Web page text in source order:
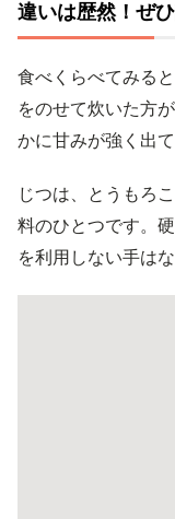
違いは歴然！ぜ
食べくらべてみる
をのせて炊いた方
かに甘みが強く出て
じつは、とうもろ
料のひとつです。
を利用しない手は